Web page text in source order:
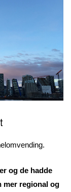
og de hadde
mer regional og